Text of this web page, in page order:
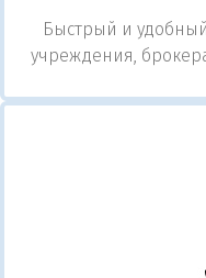
Быстрый и
учреждения,